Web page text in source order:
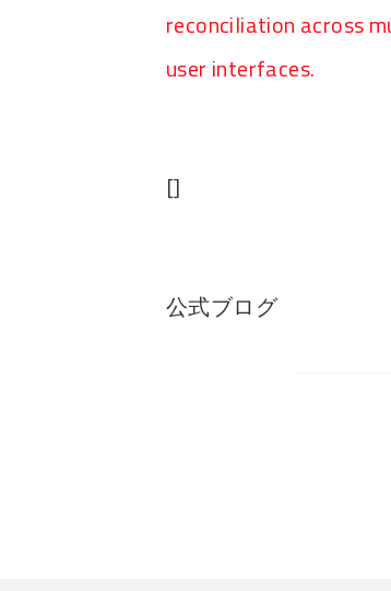
reconciliation across
user interfaces.
[]
公式ブログ